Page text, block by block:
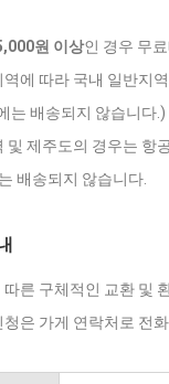
원 이상인 경우 무
역에 따라 국내 일반지
는 배송되지 않습니다.)
및 제주도의 경우는 항
배송되지 않습니다.
따른 구체적인 교환 및
청은 가게 연락처로 전